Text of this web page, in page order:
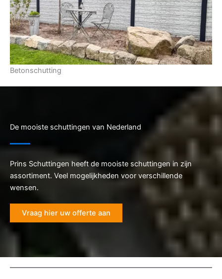
Betonschutting
De mooiste schuttingen van Nederland
Prins Schuttingen heeft de mooiste schuttingen in zijn
assortiment. Veel mogelijkheden voor verschillende
wensen.
Vraag hier uw offerte aan